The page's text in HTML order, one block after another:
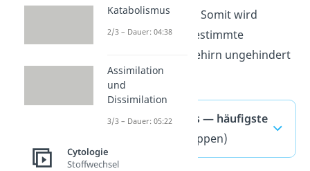
Gehirn übertreten. Somit wird
verhindert, dass bestimmte
Schadstoffe das Gehirn ungehindert
passieren können.
Tight Junctions — häufigste
(ausklappen)
Katabolismus
2/3 – Dauer: 04:38
Assimilation
und
Dissimilation
3/3 – Dauer: 05:22
Cytologie
Stoffwechsel